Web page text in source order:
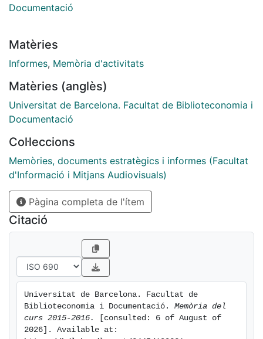
Documentació
Matèries
Informes, Memòria d'activitats
Matèries (anglès)
Universitat de Barcelona. Facultat de Biblioteconomia i
Documentació
Col·leccions
Memòries, documents estratègics i informes (Facultat
d'Informació i Mitjans Audiovisuals)
Pàgina completa de l'ítem
Citació
Universitat de Barcelona. Facultat de
Biblioteconomia i Documentació. Memòria del
curs 2015-2016.
[consulted: 6 of August of
2026]. Available at: